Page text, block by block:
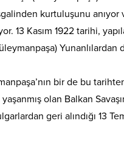
kurtuluşunu anıyor
13 Kasım 1922 tarihi,
Yunanlılardan
bir de bu
yaşanmış olan Balkan
geri alındığı 13